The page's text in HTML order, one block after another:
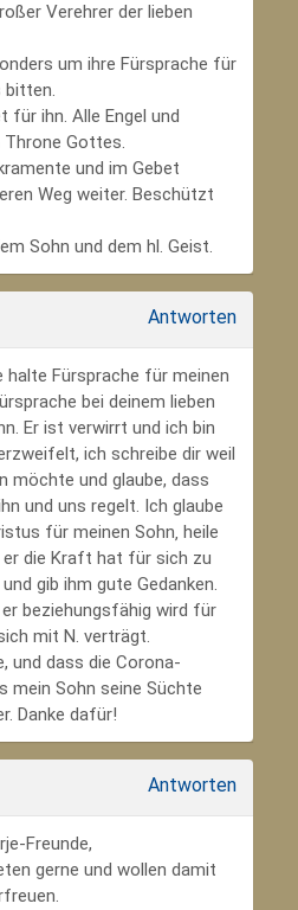
Verehrer der lieben
um ihre Fürsprache für
bitten.
ihn. Alle Engel und
Gottes.
und im Gebet
Weg weiter. Beschützt
Sohn und dem hl. Geist.
Antworten
Fürsprache für meinen
bei deinem lieben
Er ist verwirrt und ich bin
ich schreibe dir weil
möchte und glaube, dass
und uns regelt. Ich glaube
für meinen Sohn‚ heile
die Kraft hat für sich zu
gib ihm gute Gedanken.
beziehungsfähig wird für
mit N. verträgt.
und dass die Corona-
mein Sohn seine Süchte
Danke dafür!
Antworten
Freunde,
gerne und wollen damit